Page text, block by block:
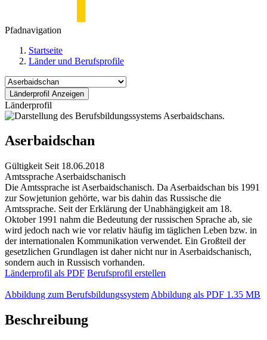
Pfadnavigation
Startseite
Länder und Berufsprofile
Länderprofil
Aserbaidschan
Gültigkeit Seit 18.06.2018
Amtssprache Aserbaidschanisch
Die Amtssprache ist Aserbaidschanisch. Da Aserbaidschan bis 1991
zur Sowjetunion gehörte, war bis dahin das Russische die
Amtssprache. Seit der Erklärung der Unabhängigkeit am 18.
Oktober 1991 nahm die Bedeutung der russischen Sprache ab, sie
wird jedoch nach wie vor relativ häufig im täglichen Leben bzw. in
der internationalen Kommunikation verwendet. Ein Großteil der
gesetzlichen Grundlagen ist daher nicht nur in Aserbaidschanisch,
sondern auch in Russisch vorhanden.
Länderprofil als PDF Berufsprofil erstellen
Abbildung zum Berufsbildungssystem Abbildung als PDF 1.35 MB
Beschreibung